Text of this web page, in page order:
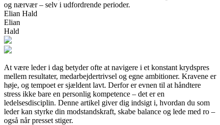
og nærvær – selv i udfordrende perioder.
Elian Hald
Elian
Hald
At være leder i dag betyder ofte at navigere i et konstant krydspres
mellem resultater, medarbejdertrivsel og egne ambitioner. Kravene er
høje, og tempoet er sjældent lavt. Derfor er evnen til at håndtere
stress ikke bare en personlig kompetence – det er en
ledelsesdisciplin. Denne artikel giver dig indsigt i, hvordan du som
leder kan styrke din modstandskraft, skabe balance og lede med ro –
også når presset stiger.